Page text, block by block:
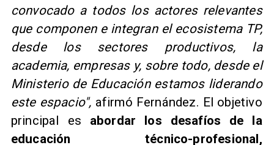
convocado a todos los actores relevantes
que componen e integran el ecosistema TP,
desde los sectores productivos, la
academia, empresas y, sobre todo, desde el
Ministerio de Educación estamos liderando
este espacio", afirmó Fernández. El objetivo
principal es abordar los desafíos de la
educación técnico-profesional,